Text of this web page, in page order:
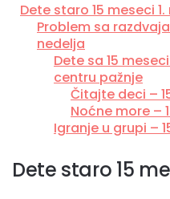
Dete staro 15 meseci
Problem sa
nedelja
Dete sa 15
centru pažnje
Čitajte deci –
Noćne more –
Igranje u grupi –
Dete staro 15